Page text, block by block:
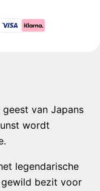
van Japans
wordt
legendarische
gewild bezit voor